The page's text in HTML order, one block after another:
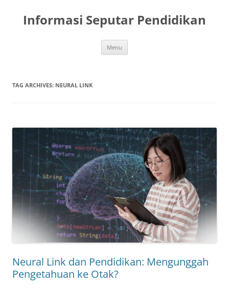
content
Informasi Seputar Pendidikan
Menu
TAG ARCHIVES: NEURAL LINK
Neural Link dan Pendidikan: Mengunggah
Pengetahuan ke Otak?